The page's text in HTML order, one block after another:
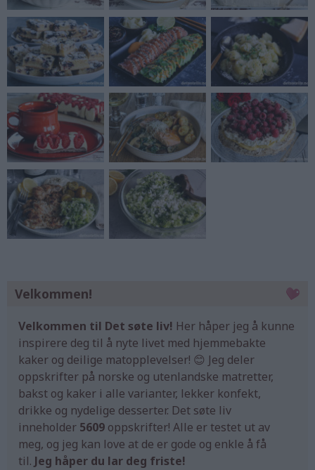
Velkommen!
Velkommen til Det søte liv! Her håper jeg å kunne
inspirere deg til å nyte livet med hjemmebakte
kaker og deilige matopplevelser! 😊 Jeg deler
oppskrifter på norske og utenlandske matretter,
bakst og kaker i alle varianter, lekker konfekt,
drikke og nydelige desserter. Det søte liv
inneholder 5609 oppskrifter! Alle er testet ut av
meg, og jeg kan love at de er gode og enkle å få
til. Jeg håper du lar deg friste!